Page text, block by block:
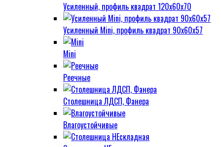
Усиленный, профиль квадрат 120х60х70
Усиленный Mini, профиль квадрат 90х60х57
Mini
Реечные
Столешница ЛДСП, Фанера
Влагоустойчивые